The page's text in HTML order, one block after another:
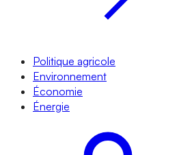
Politique agricole
Environnement
Économie
Énergie